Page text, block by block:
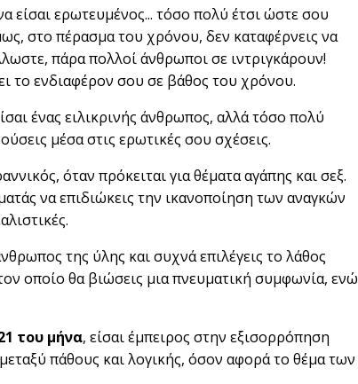
είσαι ερωτευμένος... τόσο πολύ έτσι ώστε σου
στο πέρασμα του χρόνου, δεν καταφέρνεις να
πάρα πολλοί άνθρωποι σε ιντριγκάρουν!
το ενδιαφέρον σου σε βάθος του χρόνου.
ένας ειλικρινής άνθρωπος, αλλά τόσο πολύ
μέσα στις ερωτικές σου σχέσεις.
όταν πρόκειται για θέματα αγάπης και σεξ.
να επιδιώκεις την ικανοποίηση των αναγκών
της ύλης και συχνά επιλέγεις το λάθος
οποίο θα βιώσεις μια πνευματική συμφωνία, ενώ
του μήνα, είσαι έμπειρος στην εξισορρόπηση
πάθους και λογικής, όσον αφορά το θέμα των